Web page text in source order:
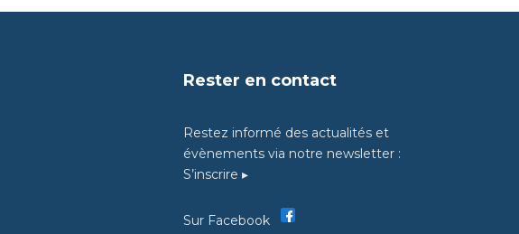
Rester en contact
Restez informé des actualités et
évènements via notre newsletter :
S’inscrire ▸
Sur Facebook